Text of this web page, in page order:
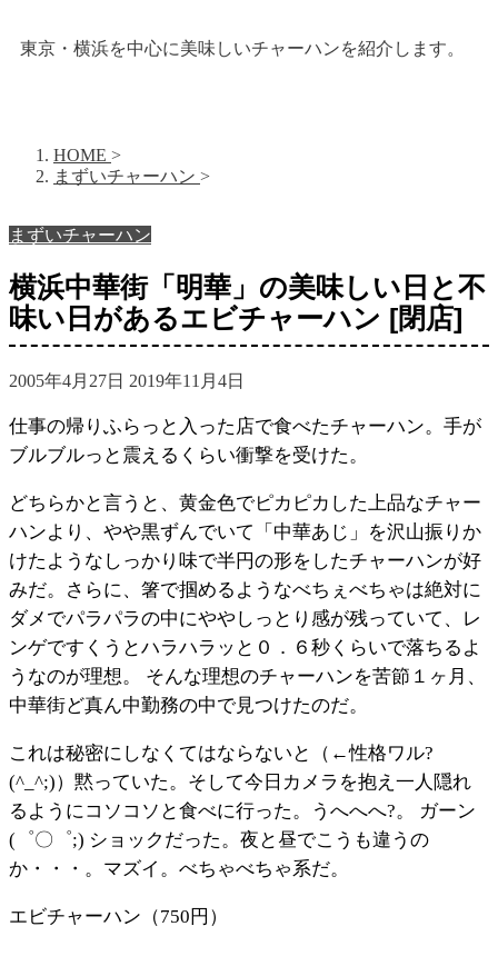
東京・横浜を中心に美味しいチャーハンを紹介します。
HOME >
まずいチャーハン >
まずいチャーハン
横浜中華街「明華」の美味しい日と不
味い日があるエビチャーハン [閉店]
2005年4月27日 2019年11月4日
仕事の帰りふらっと入った店で食べたチャーハン。手が
ブルブルっと震えるくらい衝撃を受けた。
どちらかと言うと、黄金色でピカピカした上品なチャー
ハンより、やや黒ずんでいて「中華あじ」を沢山振りか
けたようなしっかり味で半円の形をしたチャーハンが好
みだ。さらに、箸で掴めるようなべちぇべちゃは絶対に
ダメでパラパラの中にややしっとり感が残っていて、レ
ンゲですくうとハラハラッと０．６秒くらいで落ちるよ
うなのが理想。 そんな理想のチャーハンを苦節１ヶ月、
中華街ど真ん中勤務の中で見つけたのだ。
これは秘密にしなくてはならないと（←性格ワル?
(^_^;)）黙っていた。そして今日カメラを抱え一人隠れ
るようにコソコソと食べに行った。うへへへ?。 ガーン
(゜〇゜;) ショックだった。夜と昼でこうも違うの
か・・・。マズイ。べちゃべちゃ系だ。
エビチャーハン（750円）